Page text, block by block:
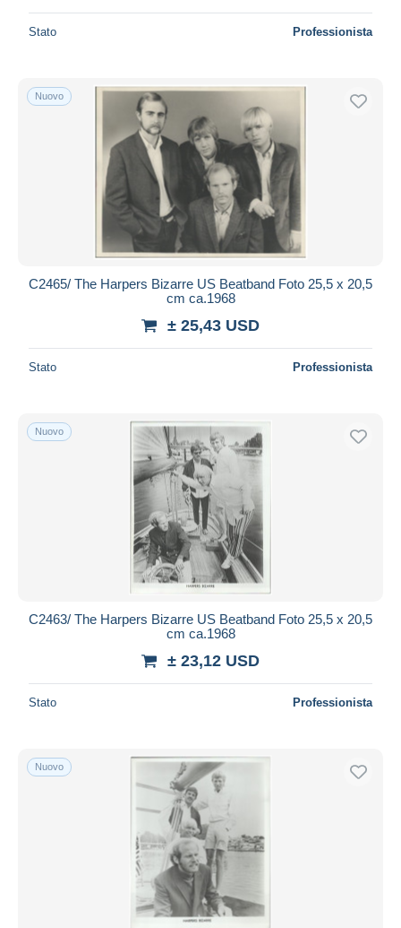
Stato Professionista
Nuovo
C2465/ The Harpers Bizarre US Beatband Foto 25,5 x 20,5
cm ca.1968
± 25,43 USD
Stato Professionista
Nuovo
C2463/ The Harpers Bizarre US Beatband Foto 25,5 x 20,5
cm ca.1968
± 23,12 USD
Stato Professionista
Nuovo